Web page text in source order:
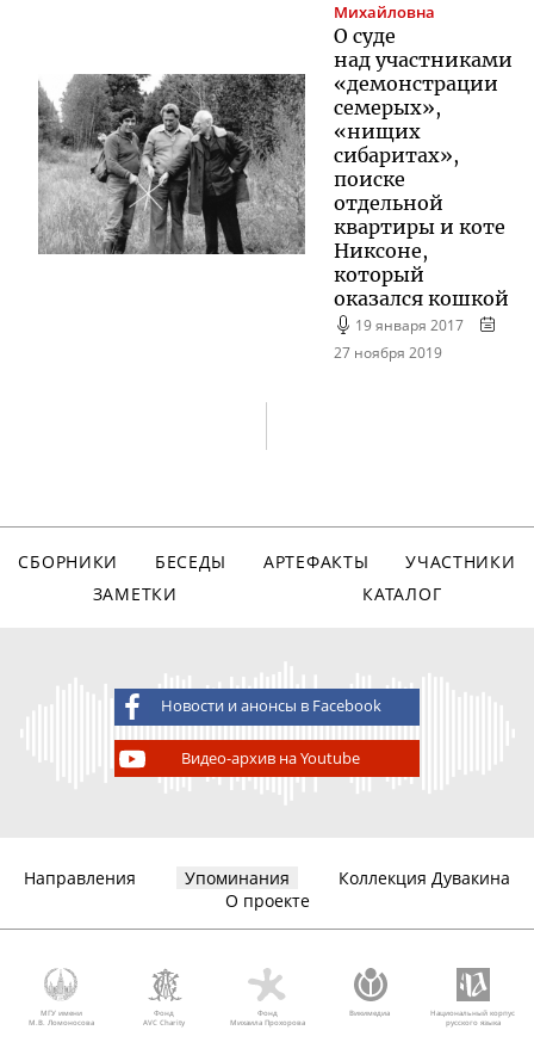
Михайловна
О суде
над участниками
«демонстрации
семерых»,
«нищих
сибаритах»,
поиске
отдельной
квартиры и коте
Никсоне,
который
оказался кошкой
19 января 2017
27 ноября 2019
СБОРНИКИ БЕСЕДЫ АРТЕФАКТЫ
УЧАСТНИКИ
ЗАМЕТКИ
КАТАЛОГ
Новости и анонсы в Facebook
Видео-архив на Youtube
Направления Упоминания
Коллекция Дувакина
О проекте
МГУ имени
М.В. Ломоносова
Фонд
AVC Charity
Фонд
Михаила Прохорова
Викимедиа
Национальный корпус
русского языка